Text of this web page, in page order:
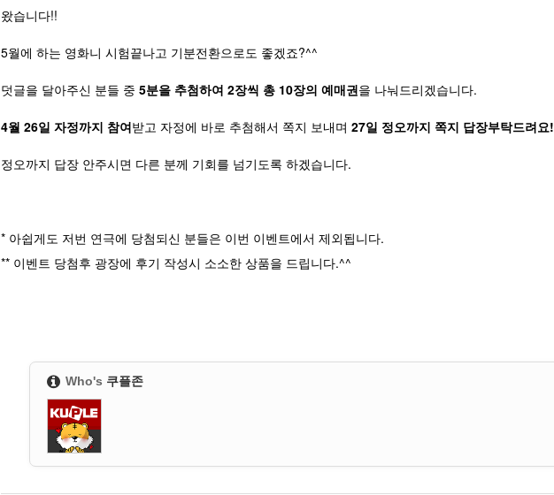
왔습니다!!
5월에 하는 영화니 시험끝나고 기분전환으로도 좋겠죠?^^
덧글을 달아주신 분들 중 5분을 추첨하여 2장씩 총 10장의 예매권을 나눠드리겠습니다.
4월 26일 자정까지 참여받고 자정에 바로 추첨해서 쪽지 보내며 27일 정오까지 쪽지 답장부탁드려요!
정오까지 답장 안주시면 다른 분께 기회를 넘기도록 하겠습니다.
* 아쉽게도 저번 연극에 당첨되신 분들은 이번 이벤트에서 제외됩니다.
** 이벤트 당첨후 광장에 후기 작성시 소소한 상품을 드립니다.^^
Who's 쿠플존